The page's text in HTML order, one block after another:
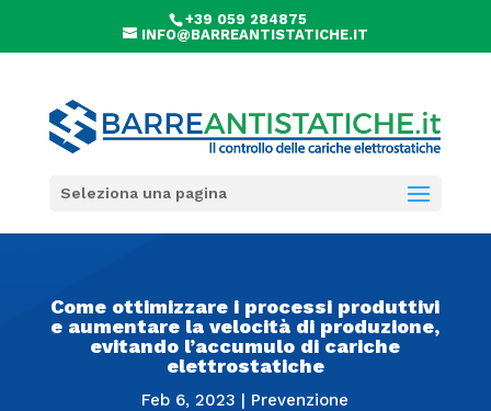
+39 059 284875
INFO@BARREANTISTATICHE.IT
Seleziona una pagina
Come ottimizzare i processi produttivi
e aumentare la velocità di produzione,
evitando l’accumulo di cariche
elettrostatiche
Feb 6, 2023 | Prevenzione